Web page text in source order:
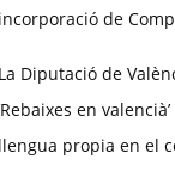
incorporació de
La Diputació de
en
llengua propia en el